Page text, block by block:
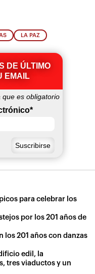
LA PAZ
DE ÚLTIMO
EMAIL
es obligatorio
*
para celebrar los
por los 201 años de
los 201 años con danzas
edil, la
tres viaductos y un